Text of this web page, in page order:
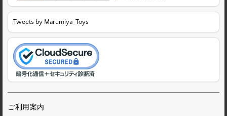
Tweets by Marumiya_Toys
ご利用案内